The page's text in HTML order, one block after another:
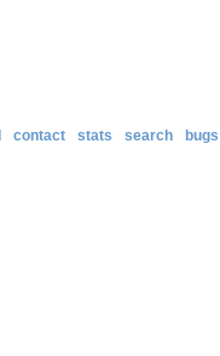
contact stats search bugs